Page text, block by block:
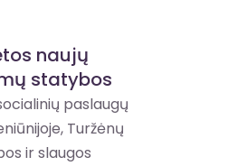
naujų
statybos
paslaugų
Turžėnų
ir slaugos